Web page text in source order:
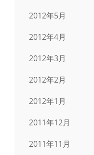
2012年5月
2012年4月
2012年3月
2012年2月
2012年1月
2011年12月
2011年11月